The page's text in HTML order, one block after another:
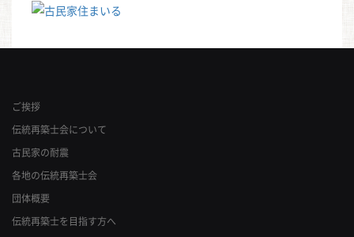
ご挨拶
伝統再築士会について
古民家の耐震
各地の伝統再築士会
団体概要
伝統再築士を目指す方へ